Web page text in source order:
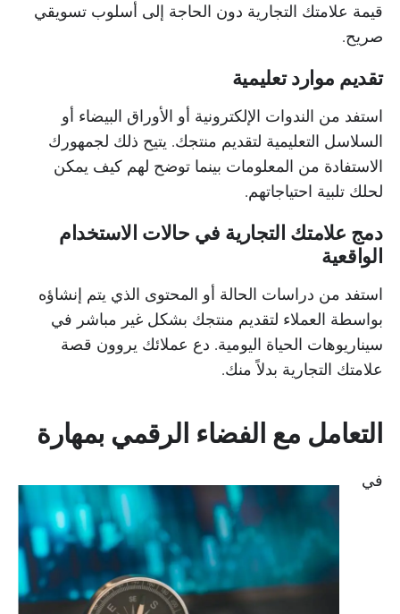
قيمة علامتك التجارية دون الحاجة إلى أسلوب تسويقي
صريح.
تقديم موارد تعليمية
استفد من الندوات الإلكترونية أو الأوراق البيضاء أو
السلاسل التعليمية لتقديم منتجك. يتيح ذلك لجمهورك
الاستفادة من المعلومات بينما توضح لهم كيف يمكن
لحلك تلبية احتياجاتهم.
دمج علامتك التجارية في حالات الاستخدام
الواقعية
استفد من دراسات الحالة أو المحتوى الذي يتم إنشاؤه
بواسطة العملاء لتقديم منتجك بشكل غير مباشر في
سيناريوهات الحياة اليومية. دع عملائك يروون قصة
علامتك التجارية بدلاً منك.
التعامل مع الفضاء الرقمي بمهارة
في